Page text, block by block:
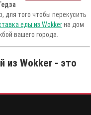
Гедза
для того чтобы перекусить
еды из Wokkerна дом
вашего города.
из Wokker - это